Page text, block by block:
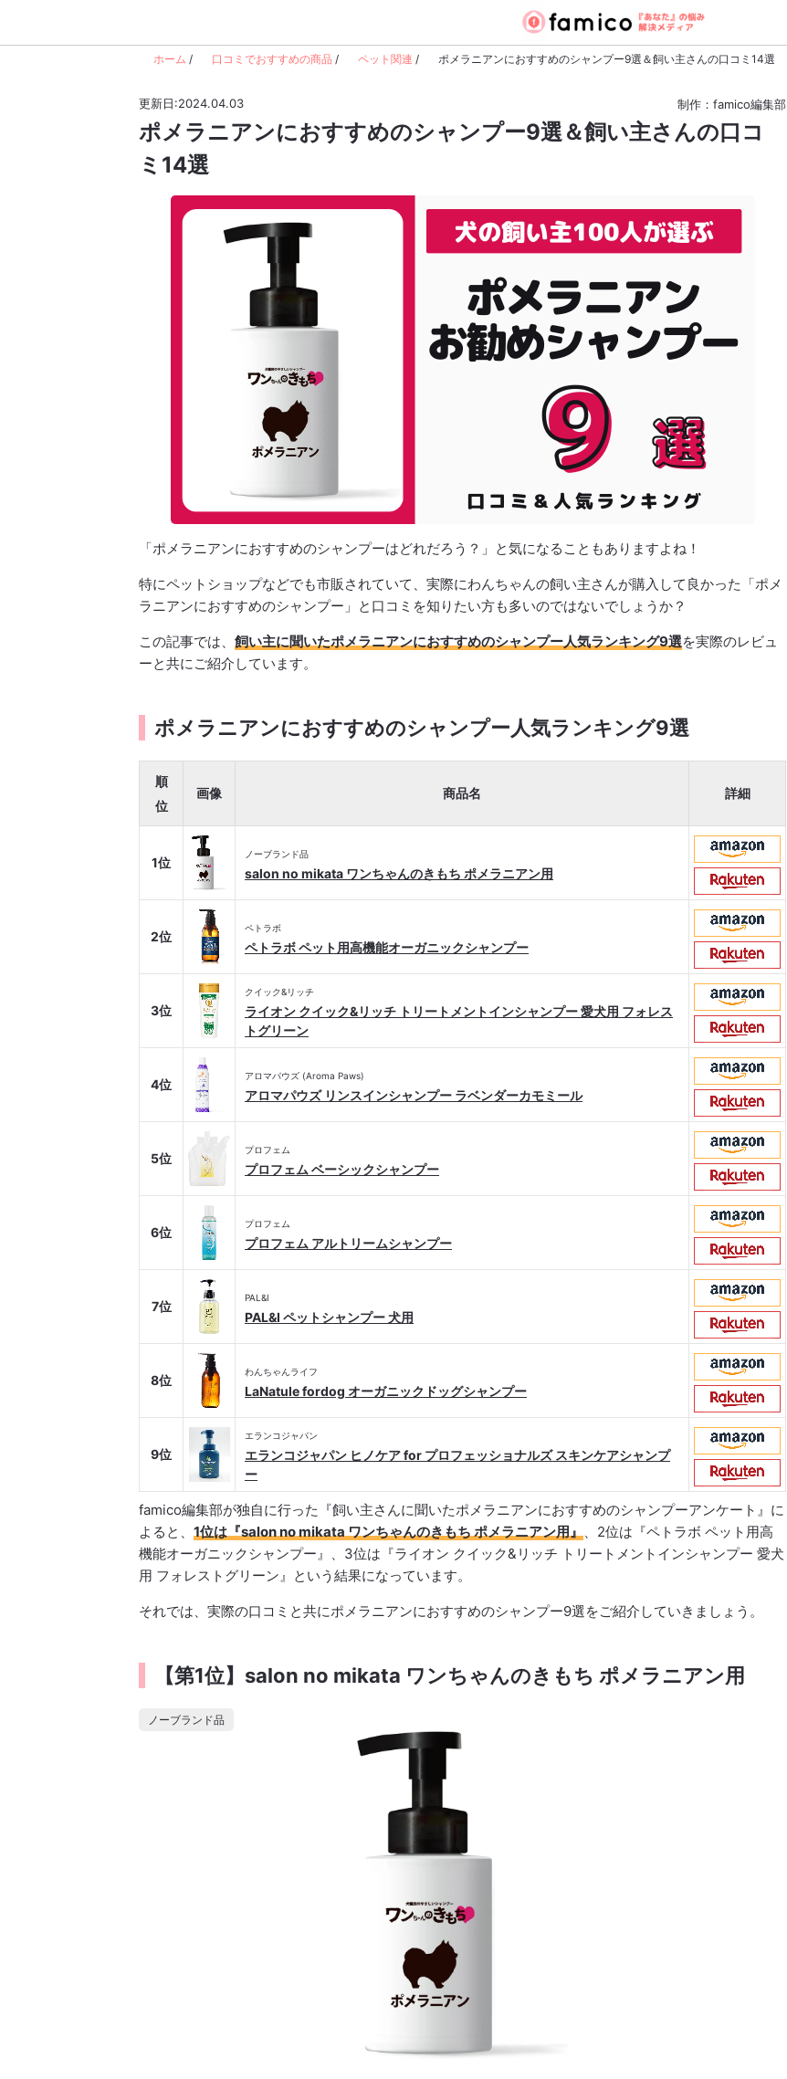
ホーム / 口コミでおすすめの商品 / ペット関連 / ポメラニアンにおすすめのシャンプー9選＆飼い主さんの口コミ14選
更新日:2024.04.03 制作：famico編集部
ポメラニアンにおすすめのシャンプー9選＆飼い主さんの口コ
ミ14選
「ポメラニアンにおすすめのシャンプーはどれだろう？」と気になることもありますよね！
特にペットショップなどでも市販されていて、実際にわんちゃんの飼い主さんが購入して良かった「ポメ
ラニアンにおすすめのシャンプー」と口コミを知りたい方も多いのではないでしょうか？
この記事では、 飼い主に聞いたポメラニアンにおすすめのシャンプー人気ランキング9選を実際のレビュ
ーと共にご紹介しています。
ポメラニアンにおすすめのシャンプー人気ランキング9選
順
位
画像 商品名 詳細
1位
ノーブランド品
salon no mikata ワンちゃんのきもち ポメラニアン用
2位
ペトラボ
ペトラボ ペット用高機能オーガニックシャンプー
3位
クイック&リッチ
ライオン クイック&リッチ トリートメントインシャンプー 愛犬用 フォレス
トグリーン
4位
アロマパウズ (Aroma Paws)
アロマパウズ リンスインシャンプー ラベンダーカモミール
5位
プロフェム
プロフェム ベーシックシャンプー
6位
プロフェム
プロフェム アルトリームシャンプー
7位
PAL&I
PAL&I ペットシャンプー 犬用
8位
わんちゃんライフ
‎LaNatule fordog オーガニックドッグシャンプー
9位
エランコジャパン
エランコジャパン ヒノケア for プロフェッショナルズ スキンケアシャンプ
ー
famico編集部が独自に行った『飼い主さんに聞いたポメラニアンにおすすめのシャンプーアンケート』に
よると、 1位は『salon no mikata ワンちゃんのきもち ポメラニアン用』
、2位は『ペトラボ ペット用高
機能オーガニックシャンプー』、3位は『ライオン クイック&リッチ トリートメントインシャンプー 愛犬
用 フォレストグリーン』という結果になっています。
それでは、実際の口コミと共にポメラニアンにおすすめのシャンプー9選をご紹介していきましょう。
【第1位】salon no mikata ワンちゃんのきもち ポメラニアン用
ノーブランド品